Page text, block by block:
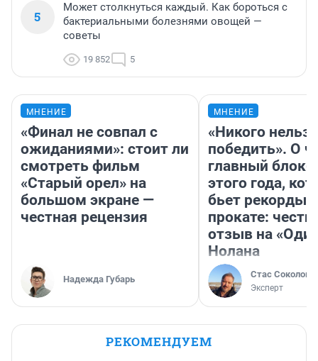
5
Может столкнуться каждый. Как бороться с
бактериальными болезнями овощей —
советы
19 852 5
МНЕНИЕ
«Финал не совпал с
ожиданиями»: стоит ли
смотреть фильм
«Старый орел» на
большом экране —
честная рецензия
Надежда Губарь
МНЕНИЕ
«Никого нельзя
победить». О
главный
этого года,
бьет рекорды в
прокате:
отзыв на
Нолана
Стас Соколов
Эксперт
РЕКОМЕНДУЕМ